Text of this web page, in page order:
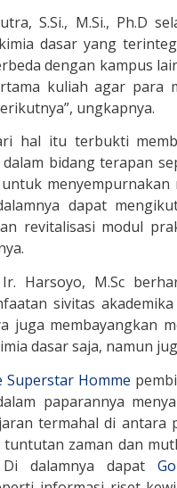
S.Si., M.Si., Ph.D
dasar yang
dengan kampus
kuliah agar para
ungkapnya.
hal itu terbukti
bidang terapan
dapat
revitalisasi modul
Harsoyo, M.Sc
sivitas
juga membayangkan
dasar saja, namun
Superstar Homme
paparannya
termahal di antara
zaman dan
Di dalamnya dapat